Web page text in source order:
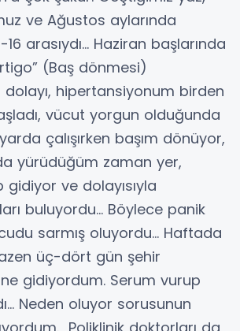
ve Ağustos aylarında
arasıydı… Haziran başlarında
(Baş dönmesi)
dolayı, hipertansiyonum birden
vücut yorgun olduğunda
çalışırken başım dönüyor,
yürüdüğüm zaman yer,
gidiyor ve dolayısıyla
buluyordu… Böylece panik
sarmış oluyordu… Haftada
üç-dört gün şehir
gidiyordum. Serum vurup
Neden oluyor sorusunun